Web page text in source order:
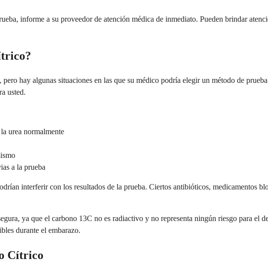
informe a su proveedor de atención médica de inmediato. Pueden brindar
hay algunas situaciones en las que su médico podría elegir un método de
usted.
urea normalmente
a la prueba
interferir con los resultados de la prueba. Ciertos antibióticos, medicamentos
ya que el carbono 13C no es radiactivo y no representa ningún riesgo para el
durante el embarazo.
Cítrico